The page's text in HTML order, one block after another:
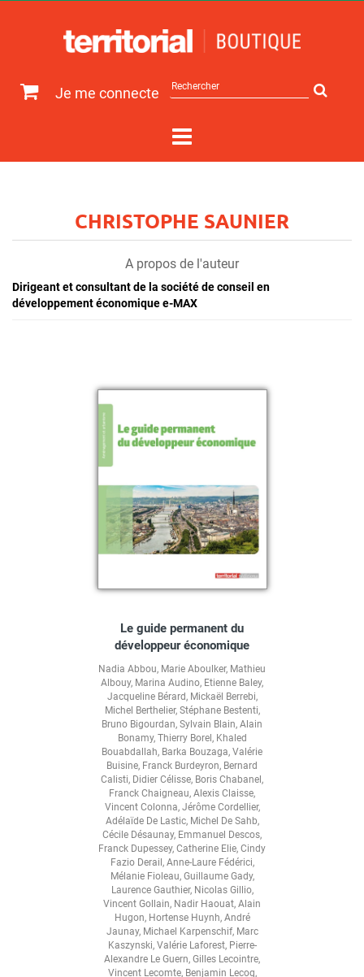
Je me connecte
sur
CHRISTOPHE SAUNIER
A propos de l'auteur
Dirigeant et consultant de la société de conseil en
développement économique e-MAX
Le guide permanent du
développeur économique
Nadia Abbou, Marie Aboulker, Mathieu
Albouy, Marina Audino, Etienne Baley,
Jacqueline Bérard, Mickaël Berrebi,
Michel Berthelier, Stéphane Bestenti,
Bruno Bigourdan, Sylvain Blain, Alain
Bonamy, Thierry Borel, Khaled
Bouabdallah, Barka Bouzaga, Valérie
Buisine, Franck Burdeyron, Bernard
Calisti, Didier Célisse, Boris Chabanel,
Franck Chaigneau, Alexis Claisse,
Vincent Colonna, Jérôme Cordellier,
Adélaïde De Lastic, Michel De Sahb,
Cécile Désaunay, Emmanuel Descos,
Franck Dupessey, Catherine Elie, Cindy
Fazio Derail, Anne-Laure Fédérici,
Mélanie Fioleau, Guillaume Gady,
Laurence Gauthier, Nicolas Gillio,
Vincent Gollain, Nadir Haouat, Alain
Hugon, Hortense Huynh, André
Jaunay, Michael Karpenschif, Marc
Kaszynski, Valérie Laforest, Pierre-
Alexandre Le Guern, Gilles Lecointre,
Vincent Lecomte, Benjamin Lecoq,